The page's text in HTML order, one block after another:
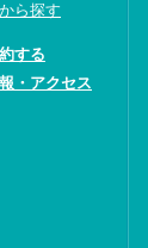
ら探す
する
・アクセス